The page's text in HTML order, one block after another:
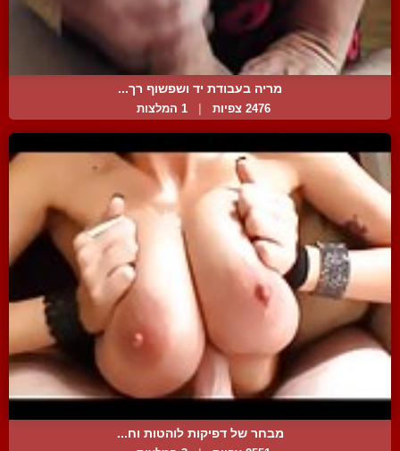
מריה בעבודת יד ושפשוף רך...
2476 צפיות 1 המלצות
מבחר של דפיקות לוהטות וח...